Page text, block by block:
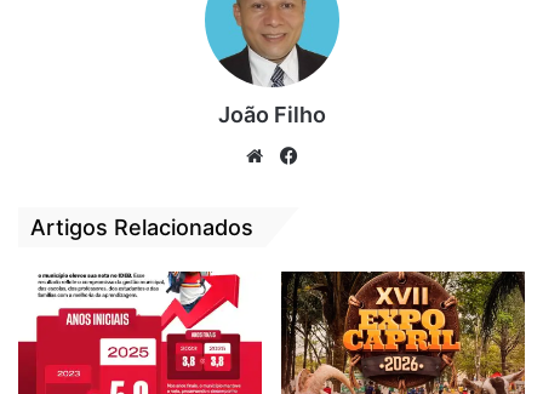
“Levei nosso abraço e nossos
agradecimentos por tudo que ele
representa para o povo de Bequimão”,
João Filho
We
Artigos Relacionados